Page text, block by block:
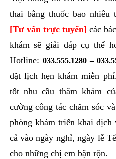
thai bằng thuốc bao nhiêu
[Tư vấn trực tuyến] các
khám sẽ giải đáp cụ thể
Hotline: 033.555.1280–
đặt lịch hẹn khám miễn
tốt nhu cầu thăm khám
cường công tác chăm sóc
phòng khám triển khai
cả vào ngày nghỉ, ngày lễ
cho những chị em bận rộn.